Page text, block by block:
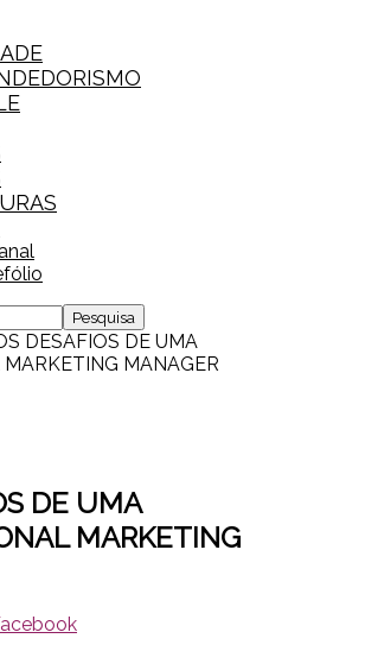
DESAFIOS DE UMA
MANAGER
DE UMA
MARKETING